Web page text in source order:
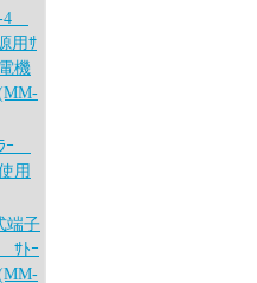
4
用ｻ
機
ｰ
用
端子
ｻﾄｰ